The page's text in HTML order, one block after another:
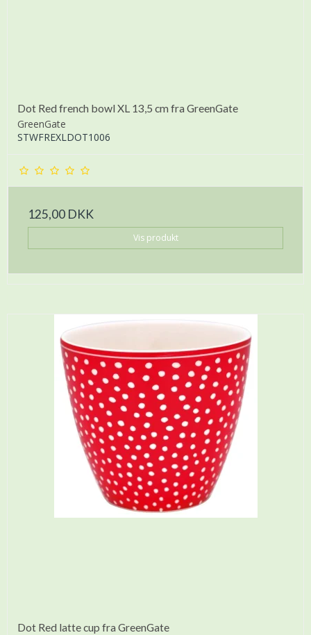
Dot Red french bowl XL 13,5 cm fra GreenGate
GreenGate
STWFREXLDOT1006
125,00 DKK
Vis produkt
Dot Red latte cup fra GreenGate